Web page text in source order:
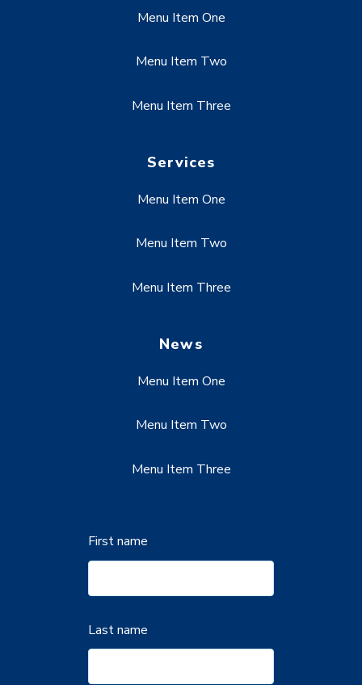
Menu Item One
Menu Item Two
Menu Item Three
Services
Menu Item One
Menu Item Two
Menu Item Three
News
Menu Item One
Menu Item Two
Menu Item Three
First name
Last name